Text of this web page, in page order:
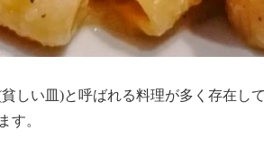
しい皿)と呼ばれる料理が多く存在し
す。